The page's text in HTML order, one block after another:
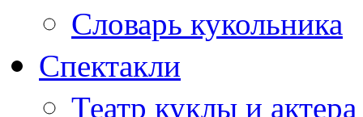
Словарь кукольника
Спектакли
Театр куклы и актера